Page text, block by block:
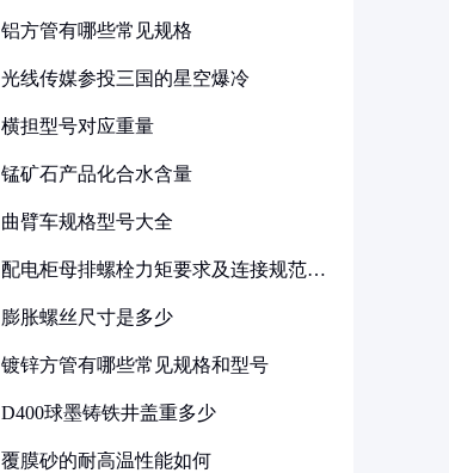
铝方管有哪些常见规格
光线传媒参投三国的星空爆冷
横担型号对应重量
锰矿石产品化合水含量
曲臂车规格型号大全
配电柜母排螺栓力矩要求及连接规范详
膨胀螺丝尺寸是多少
镀锌方管有哪些常见规格和型号
D400球墨铸铁井盖重多少
覆膜砂的耐高温性能如何